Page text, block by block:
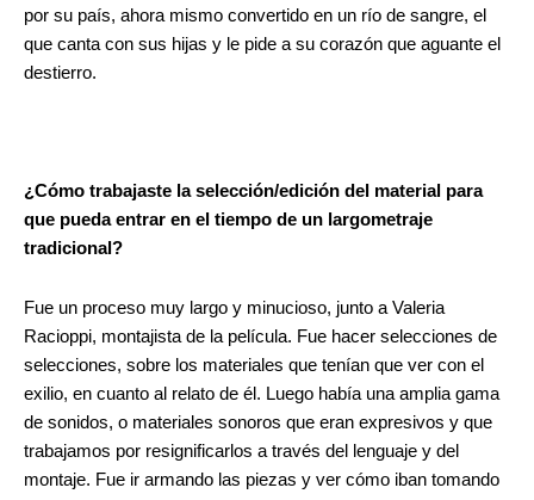
por su país, ahora mismo convertido en un río de sangre, el
que canta con sus hijas y le pide a su corazón que aguante el
destierro.
¿Cómo trabajaste la selección/edición del material para
que pueda entrar en el tiempo de un largometraje
tradicional?
Fue un proceso muy largo y minucioso, junto a Valeria
Racioppi, montajista de la película. Fue hacer selecciones de
selecciones, sobre los materiales que tenían que ver con el
exilio, en cuanto al relato de él. Luego había una amplia gama
de sonidos, o materiales sonoros que eran expresivos y que
trabajamos por resignificarlos a través del lenguaje y del
montaje. Fue ir armando las piezas y ver cómo iban tomando